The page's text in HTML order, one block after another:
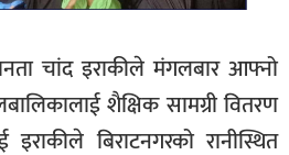
चांद इराकीले मंगलबार आफ्नो
शैक्षिक सामग्री वितरण
बिराटनगरको रानीस्थित